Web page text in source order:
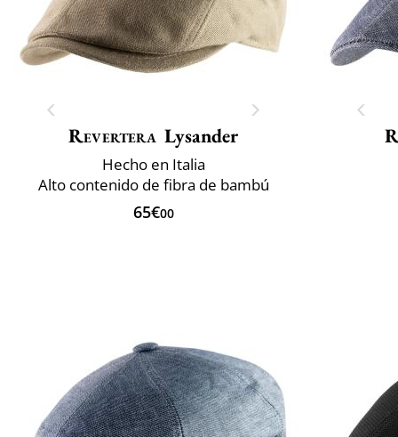
Revertera Lysander
Hecho en Italia
Alto contenido de fibra de bambú
65€00